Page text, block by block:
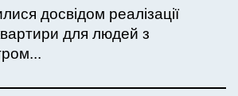
досвідом реалізації
для людей з